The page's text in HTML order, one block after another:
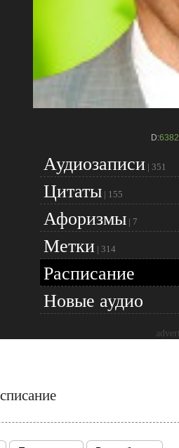
D:
Аудиозаписи | 351
Цитаты | 155
Афоризмы | 7
Метки | 314
Расписание
Новые аудио